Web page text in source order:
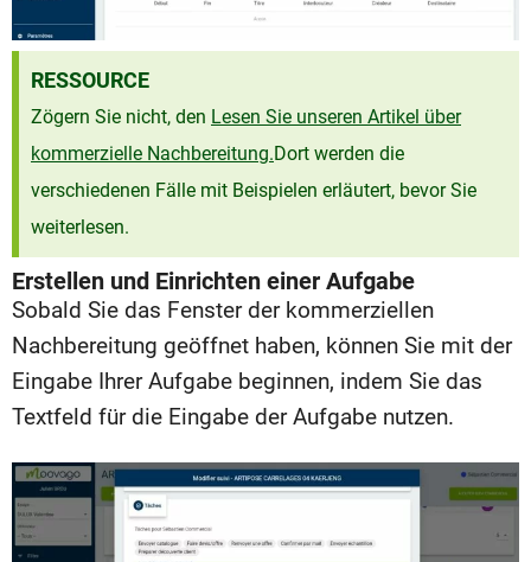
RESSOURCE
Zögern Sie nicht, den Lesen Sie unseren Artikel über
kommerzielle Nachbereitung.Dort werden die
verschiedenen Fälle mit Beispielen erläutert, bevor Sie
weiterlesen.
Erstellen und Einrichten einer Aufgabe
Sobald Sie das Fenster der kommerziellen
Nachbereitung geöffnet haben, können Sie mit der
Eingabe Ihrer Aufgabe beginnen, indem Sie das
Textfeld für die Eingabe der Aufgabe nutzen.